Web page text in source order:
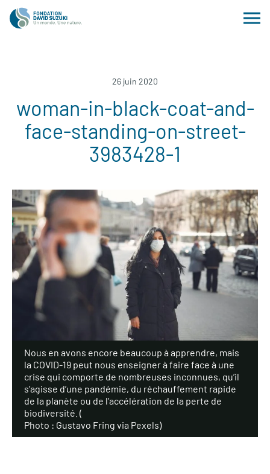
26 juin 2020
woman-in-black-coat-and-
face-standing-on-street-
3983428-1
Nous en avons encore beaucoup à apprendre, mais
la COVID-19 peut nous enseigner à faire face à une
crise qui comporte de nombreuses inconnues, qu’il
s’agisse d’une pandémie, du réchauffement rapide
de la planète ou de l’accélération de la perte de
biodiversité. (
Photo : Gustavo Fring via Pexels)